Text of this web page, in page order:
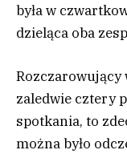
była w
dzieląca oba
Rozczarowujący
zaledwie cztery
spotkania, to
można było